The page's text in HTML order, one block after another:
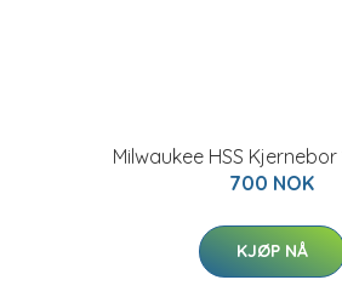
Milwaukee HSS
700 NOK
KJØP NÅ